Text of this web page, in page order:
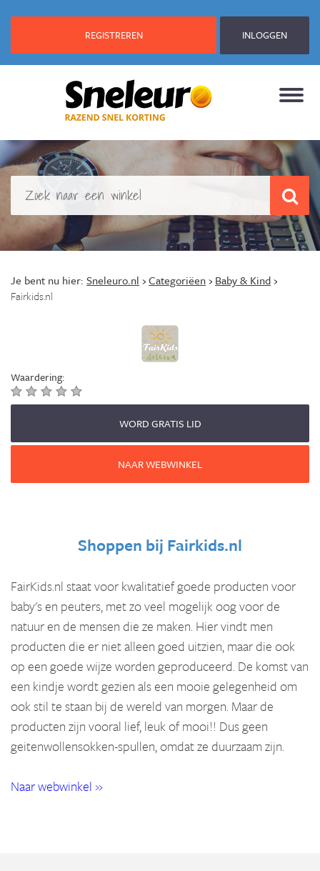
REGISTREREN INLOGGEN
Je bent nu hier: Sneleuro.nl ›Categoriëen› Baby & Kind›
Fairkids.nl
Waardering:
WORD GRATIS LID
NAAR WEBWINKEL
Shoppen bij Fairkids.nl
FairKids.nl staat voor kwalitatief goede producten voor
baby's en peuters, met zo veel mogelijk oog voor de
natuur en de mensen die ze maken. Hier vindt men
producten die er niet alleen goed uitzien, maar die ook
op een goede wijze worden geproduceerd. De komst van
een kindje wordt gezien als een mooie gelegenheid om
ook stil te staan bij de wereld van morgen. Maar de
producten zijn vooral lief, leuk of mooi!! Dus geen
geitenwollensokken-spullen, omdat ze duurzaam zijn.
Naar webwinkel »